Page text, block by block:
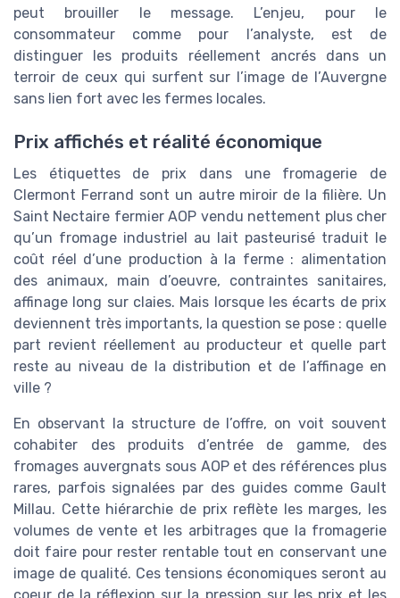
peut brouiller le message. L’enjeu, pour le
consommateur comme pour l’analyste, est de
distinguer les produits réellement ancrés dans un
terroir de ceux qui surfent sur l’image de l’Auvergne
sans lien fort avec les fermes locales.
Prix affichés et réalité économique
Les étiquettes de prix dans une fromagerie de
Clermont Ferrand sont un autre miroir de la filière. Un
Saint Nectaire fermier AOP vendu nettement plus cher
qu’un fromage industriel au lait pasteurisé traduit le
coût réel d’une production à la ferme : alimentation
des animaux, main d’oeuvre, contraintes sanitaires,
affinage long sur claies. Mais lorsque les écarts de prix
deviennent très importants, la question se pose : quelle
part revient réellement au producteur et quelle part
reste au niveau de la distribution et de l’affinage en
ville ?
En observant la structure de l’offre, on voit souvent
cohabiter des produits d’entrée de gamme, des
fromages auvergnats sous AOP et des références plus
rares, parfois signalées par des guides comme Gault
Millau. Cette hiérarchie de prix reflète les marges, les
volumes de vente et les arbitrages que la fromagerie
doit faire pour rester rentable tout en conservant une
image de qualité. Ces tensions économiques seront au